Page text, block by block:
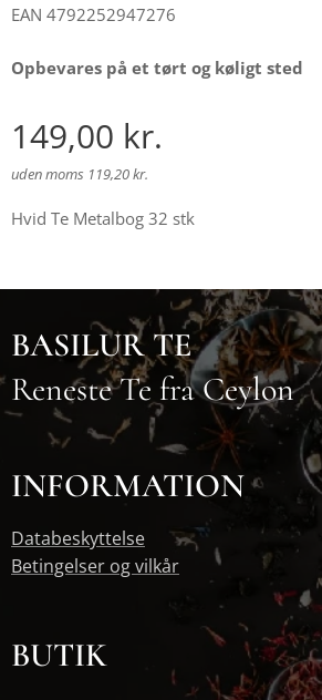
EAN 4792252947276
Opbevares på et tørt og køligt sted
149,00 kr.
uden moms 119,20 kr.
Hvid Te Metalbog 32 stk
BASILUR TE
Reneste Te fra Ceylon
INFORMATION
Databeskyttelse
Betingelser og vilkår
BUTIK